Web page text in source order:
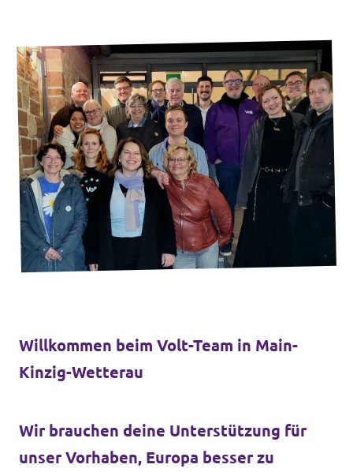
Willkommen beim Volt-Team in Main-
Kinzig-Wetterau
Wir brauchen deine Unterstützung für
unser Vorhaben, Europa besser zu